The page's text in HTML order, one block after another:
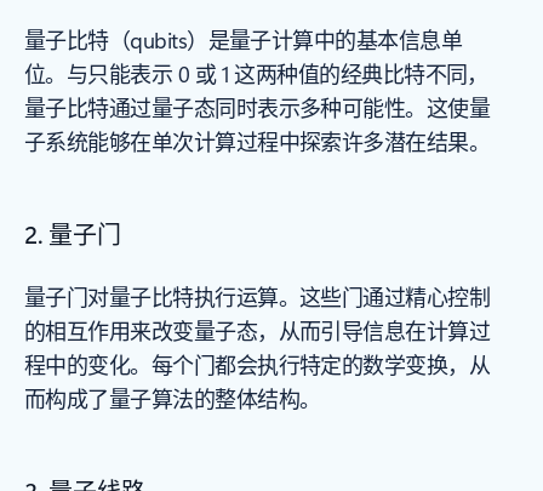
量子比特（qubits）是量子计算中的基本信息单
位。与只能表示 0 或 1 这两种值的经典比特不同，
量子比特通过量子态同时表示多种可能性。这使量
子系统能够在单次计算过程中探索许多潜在结果。
2. 量子门
量子门对量子比特执行运算。这些门通过精心控制
的相互作用来改变量子态，从而引导信息在计算过
程中的变化。每个门都会执行特定的数学变换，从
而构成了量子算法的整体结构。